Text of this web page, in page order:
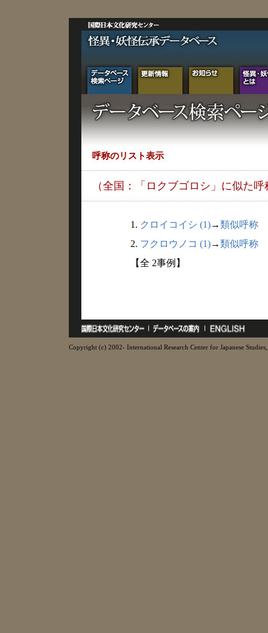
呼称のリスト表示
（全国：「ロクブゴロシ」に似た呼
1. クロイコイシ (1)→類似呼称
2. フクロウノコ (1)→類似呼称
【全 2事例】
Copyright (c) 2002- International Research Center for Japanese